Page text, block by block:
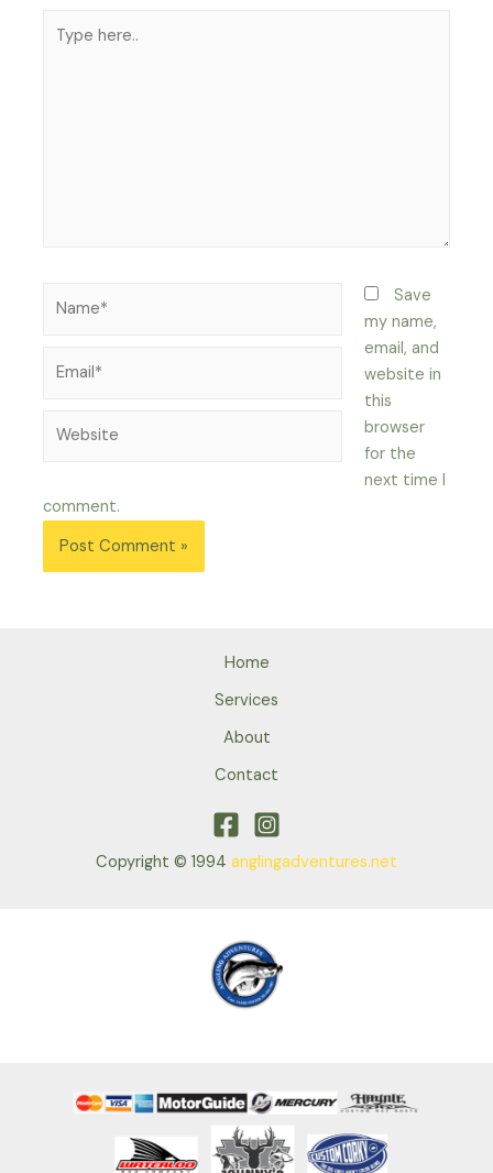
here..
Save
my name,
email, and
website in
this
browser
for the
next time I
comment.
Home
Services
About
Contact
Copyright © 1994 anglingadventures.net